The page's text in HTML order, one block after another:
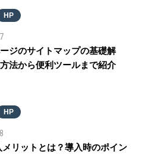
HP
ジのサイトマップの基礎解
法から便利ツールまで紹介
HP
リットとは？導入時のポイン